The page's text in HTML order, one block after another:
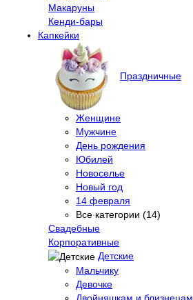
Макаруны
Кенди-бары
Капкейки
Праздничные
Женщине
Мужчине
День рождения
Юбилей
Новоселье
Новый год
14 февраля
Все категории (14)
Свадебные
Корпоративные
Детские
Мальчику
Девочке